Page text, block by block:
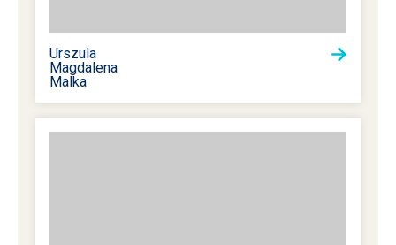
Urszula
Magdalena
Malka